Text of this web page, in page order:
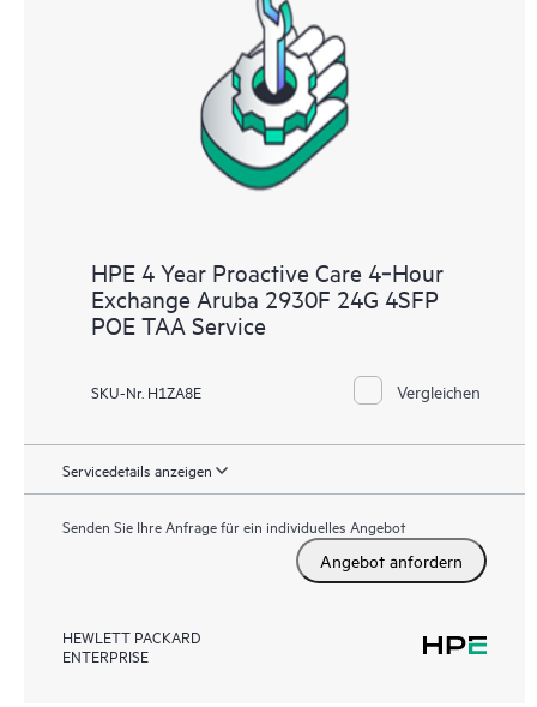
HPE 4 Year Proactive Care 4‑Hour
Exchange Aruba 2930F 24G 4SFP
POE TAA Service
SKU-Nr. H1ZA8E Vergleichen
Servicedetails anzeigen
Senden Sie Ihre Anfrage für ein individuelles Angebot
Angebot anfordern
HEWLETT PACKARD
ENTERPRISE